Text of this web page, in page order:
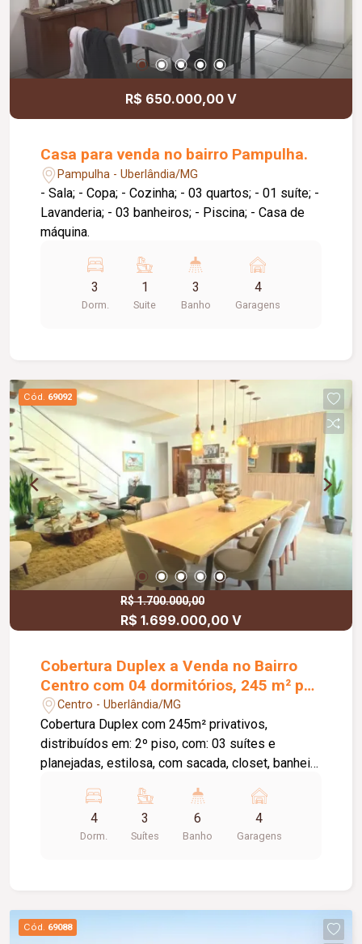
R$ 650.000,00 V
Casa para venda no bairro Pampulha.
Pampulha - Uberlândia/MG
- Sala; - Copa; - Cozinha; - 03 quartos; - 01 suíte; -
Lavanderia; - 03 banheiros; - Piscina; - Casa de
máquina.
3
Dorm.
1
Suite
3
Banho
4
Garagens
Cód. 69092
R$ 1.700.000,00
R$ 1.699.000,00 V
Cobertura Duplex a Venda no Bairro
Centro com 04 dormitórios, 245 m² por
R$ 1.700.000
Centro - Uberlândia/MG
Cobertura Duplex com 245m² privativos,
distribuídos em: 2º piso, com: 03 suítes e
planejadas, estilosa, com sacada, closet, banheira
Escadaria modelo colonial, Lavabo muito
charmoso, Sala de estar, Jantar, home, Varanda,
Cozinha planejada, muitos armários, lavanderia,
quartos, Salão de festas todo climatizado,
Portaria 24 horas, Academia. Super bem
4
Dorm.
3
Suítes
6
Banho
4
Garagens
Cód. 69088